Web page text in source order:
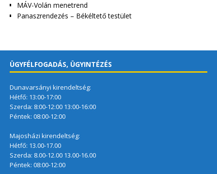
MÁV-Volán menetrend
Panaszrendezés – Békéltető testület
ÜGYFÉLFOGADÁS, ÜGYINTÉZÉS
Dunavarsányi kirendeltség:
Hétfő: 13:00-17:00
Szerda: 8:00-12:00 13:00-16:00
Péntek: 08:00-12:00
Majosházi kirendeltség:
Hétfő: 13.00-17.00
Szerda: 8.00-12.00 13.00-16.00
Péntek: 08:00-12:00